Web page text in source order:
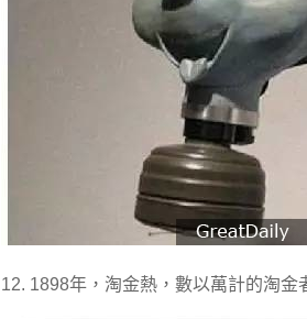
12. 1898年，淘金熱，數以萬計的淘金